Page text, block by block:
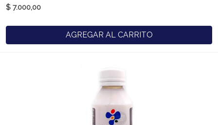
$ 7.000,00
AGREGAR AL CARRITO